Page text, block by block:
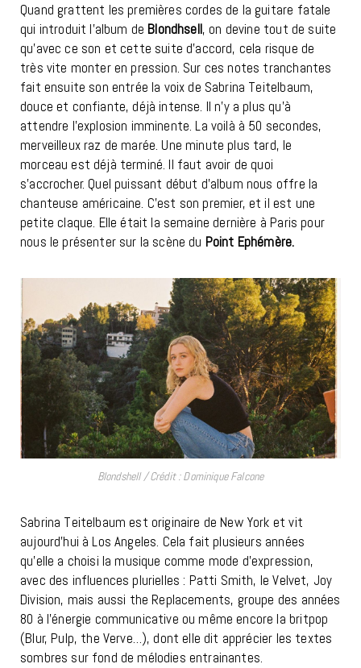
Quand grattent les premières cordes de la guitare fatale
qui introduit l’album deBlondhsell, on devine tout de suite
qu’avec ce son et cette suite d’accord, cela risque de
très vite monter en pression. Sur ces notes tranchantes
fait ensuite son entrée la voix de Sabrina Teitelbaum,
douce et confiante, déjà intense. Il n’y a plus qu’à
attendre l’explosion imminente. La voilà à 50 secondes,
merveilleux raz de marée. Une minute plus tard, le
morceau est déjà terminé. Il faut avoir de quoi
s’accrocher. Quel puissant début d’album nous offre la
chanteuse américaine. C’est son premier, et il est une
petite claque. Elle était la semaine dernière à Paris pour
nous le présenter sur la scène du Point Ephémère.
Blondshell / Crédit : Dominique Falcone
Sabrina Teitelbaum est originaire de New York et vit
aujourd’hui à Los Angeles. Cela fait plusieurs années
qu’elle a choisi la musique comme mode d’expression,
avec des influences plurielles : Patti Smith, le Velvet, Joy
Division, mais aussi the Replacements, groupe des années
80 à l’énergie communicative ou même encore la britpop
(Blur, Pulp, the Verve…), dont elle dit apprécier les textes
sombres sur fond de mélodies entrainantes.